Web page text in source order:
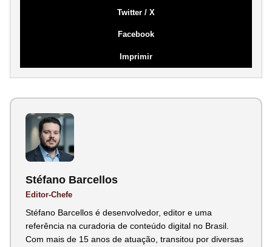
Twitter / X
Facebook
Imprimir
Stéfano Barcellos
Editor-Chefe
Stéfano Barcellos é desenvolvedor, editor e uma
referência na curadoria de conteúdo digital no Brasil.
Com mais de 15 anos de atuação, transitou por diversas